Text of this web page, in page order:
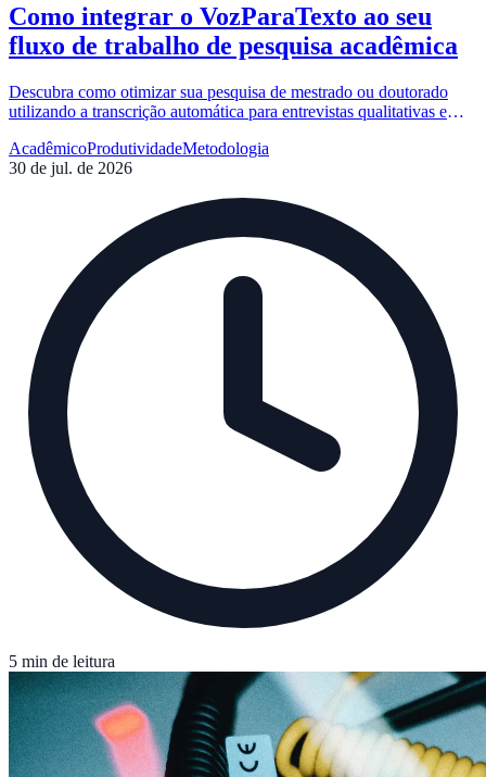
Como integrar o VozParaTexto ao seu
fluxo de trabalho de pesquisa acadêmica
Descubra como otimizar sua pesquisa de mestrado ou doutorado
utilizando a transcrição automática para entrevistas qualitativas e
AcadêmicoProdutividadeMetodologia
30 de jul. de 2026
5 min de leitura